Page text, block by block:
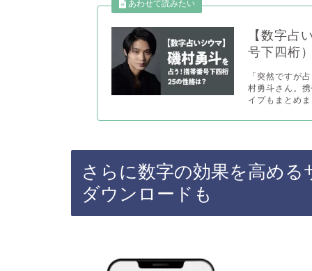
【数字占
号下四桁
「突然ですが
村勇斗さん。
イプもまとめ
さらに数字の効果を高め
ダウンロードも